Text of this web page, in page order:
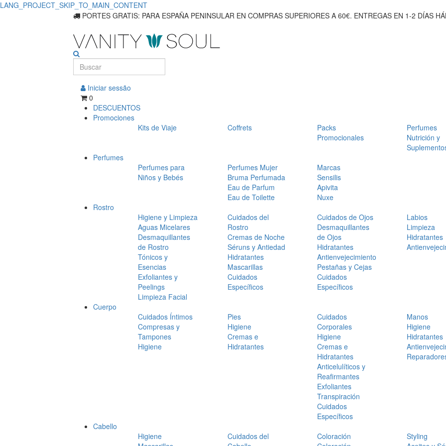
LANG_PROJECT_SKIP_TO_MAIN_CONTENT
Encuentre
soluciones
especializadas
PORTES GRATIS: PARA ESPAÑA PENINSULAR EN COMPRAS SUPERIORES A 60€. ENTREGAS EN 1-2 DÍAS
Iniciar sessão
0
DESCUENTOS
Promociones
Kits de Viaje
Coffrets
Packs
Promocionales
Perfumes
Nutrición y
Perfumes
Perfumes para
Niños y Bebés
Perfumes Mujer
Bruma Perfumada
Eau de Parfum
Eau de Toilette
Marcas
Sensilis
Apivita
Nuxe
Rostro
Higiene y Limpieza
Aguas Micelares
Desmaquillantes
de Rostro
Tónicos y
Esencias
Exfoliantes y
Peelings
Limpieza Facial
Cuidados del
Rostro
Cremas de Noche
Séruns y Antiedad
Hidratantes
Mascarillas
Cuidados
Específicos
Cuidados de Ojos
Desmaquillantes
de Ojos
Hidratantes
Antienvejecimiento
Pestañas y Cejas
Cuidados
Específicos
Labios
Limpieza
Hidratantes
Cuerpo
Cuidados Íntimos
Compresas y
Tampones
Higiene
Pies
Higiene
Cremas e
Hidratantes
Cuidados
Corporales
Higiene
Cremas e
Hidratantes
Anticelulíticos y
Reafirmantes
Exfoliantes
Transpiración
Cuidados
Específicos
Manos
Higiene
Hidratantes
Cabello
Higiene
Cuidados del
Coloración
Styling